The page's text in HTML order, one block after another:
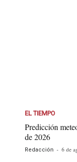
EL TIEMPO
Predicción
de 2026
Redacción - 6 de